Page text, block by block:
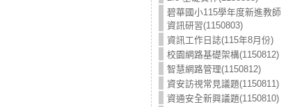
碧華國小115學年度新進教師
資訊研習(1150803)
資訊工作日誌(115年8月份)
校園網路基礎架構(1150812)
智慧網路管理(1150812)
資安訪視常見議題(1150811)
資通安全新興議題(1150810)